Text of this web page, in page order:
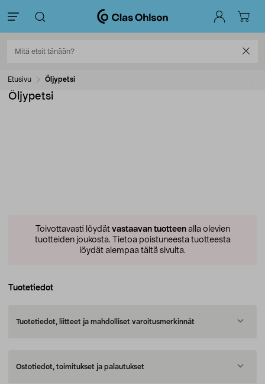
Etusivu Öljypetsi
Öljypetsi
Toivottavasti löydät vastaavan tuotteenalla olevien
tuotteiden joukosta. Tietoa poistuneesta tuotteesta
löydät alempaa tältä sivulta.
Tuotetiedot
Tuotetiedot, liitteet ja mahdolliset varoitusmerkinnät
Ostotiedot, toimitukset ja palautukset